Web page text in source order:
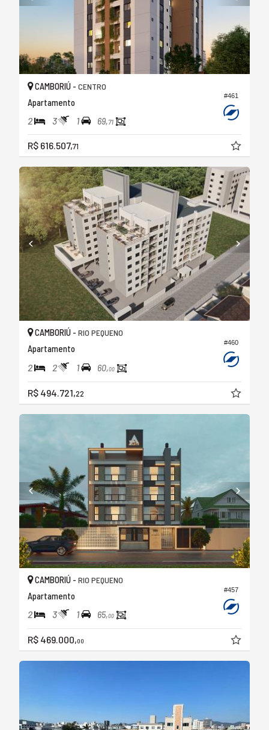
#461
CAMBORIÚ - CENTRO
Apartamento
2 3 1 69,71
R$ 616.507,71
#460
CAMBORIÚ - RIO PEQUENO
Apartamento
2 2 1 60,00
R$ 494.721,22
#457
CAMBORIÚ - RIO PEQUENO
Apartamento
2 3 1 65,00
R$ 469.000,00